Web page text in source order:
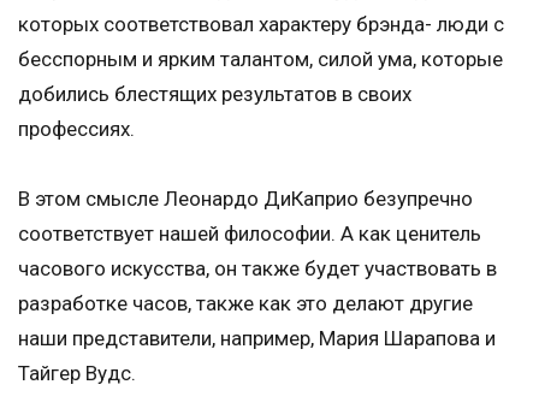
которых соответствовал характеру брэнда- люди с
бесспорным и ярким талантом, силой ума, которые
добились блестящих результатов в своих
профессиях.
В этом смысле Леонардо ДиКаприо безупречно
соответствует нашей философии. А как ценитель
часового искусства, он также будет участвовать в
разработке часов, также как это делают другие
наши представители, например, Мария Шарапова и
Тайгер Вудс.